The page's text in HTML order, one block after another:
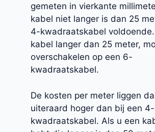
gemeten in vierkante
kabel niet langer is dan 25
4-kwadraatskabel
kabel langer dan 25 meter,
overschakelen op een 6-
kwadraatskabel.
De kosten per meter liggen
uiteraard hoger dan bij een 4-
kwadraatskabel. Als u een